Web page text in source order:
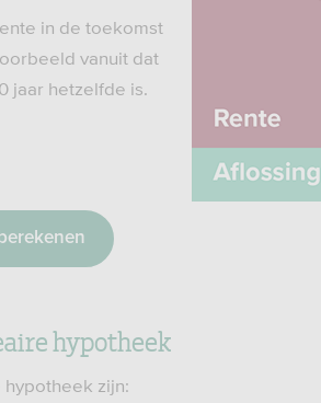
in de toekomst
vanuit dat
jaar hetzelfde is.
hypotheek
zijn: